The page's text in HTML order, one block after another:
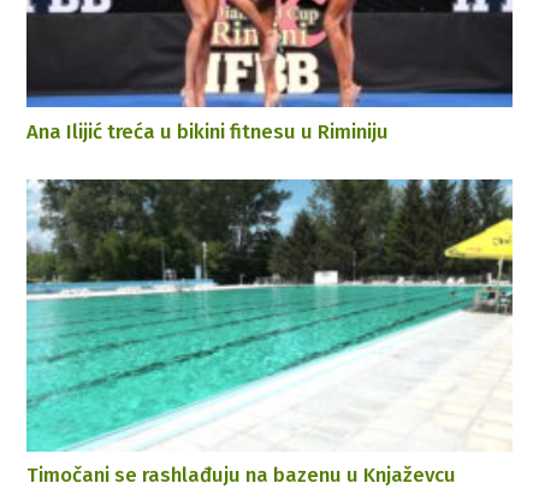
Ana Ilijić treća u bikini fitnesu u Riminiju
Timočani se rashlađuju na bazenu u Knjaževcu